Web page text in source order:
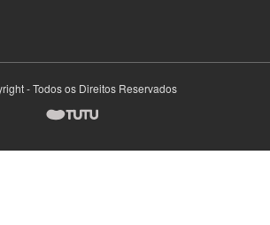
- Todos os Direitos Reservados